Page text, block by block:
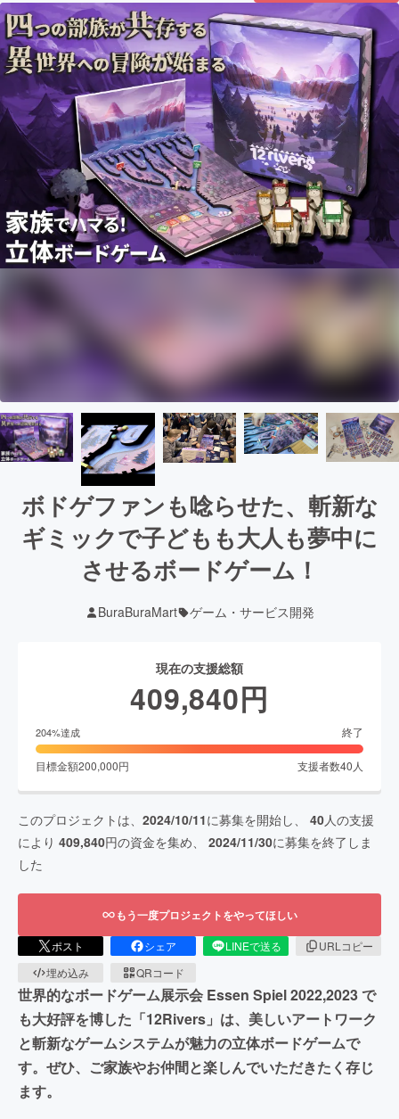
ボドゲファンも唸らせた、斬新な
ギミックで子どもも大人も夢中に
させるボードゲーム！
BuraBuraMart ゲーム・サービス開発
現在の支援総額
409,840円
204%達成 終了
目標金額200,000円 支援者数40 人
このプロジェクトは、 2024/10/11に募集を開始し、 40人の支援
により 409,840円の資金を集め、 2024/11/30に募集を終了しま
した
もう一度プロジェクトをやってほしい
ポスト シェア LINEで送る
URLコピー
埋め込み
QRコード
世界的なボードゲーム展示会 Essen Spiel 2022,2023 で
も大好評を博した「12Rivers」は、美しいアートワーク
と斬新なゲームシステムが魅力の立体ボードゲームで
す。ぜひ、ご家族やお仲間と楽しんでいただきたく存じ
ます。